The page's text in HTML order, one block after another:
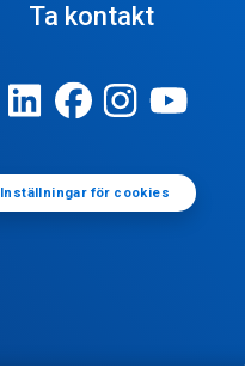
Ta kontakt
Inställningar för cookies